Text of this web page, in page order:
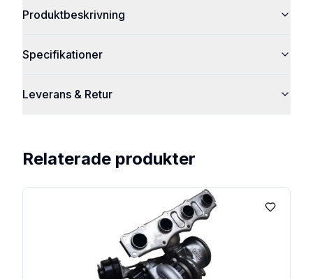
Produktbeskrivning
Specifikationer
Leverans & Retur
Relaterade produkter
Lägg till